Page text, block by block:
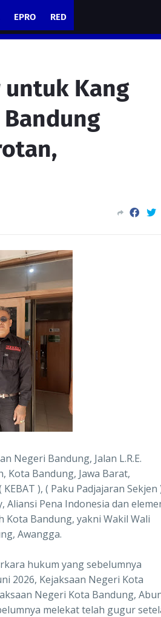
EPRO RED
Kang
Bandung
Negeri Bandung, Jalan L.R.E.
Kota Bandung, Jawa Barat,
), ( Paku Padjajaran Sekjen
Aliansi Pena Indonesia dan
Bandung, yakni Wakil Wali
Awangga.
hukum yang sebelumnya
2026, Kejaksaan Negeri Kota
Negeri Kota Bandung,
melekat telah gugur